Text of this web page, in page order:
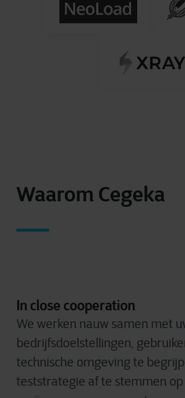
Waarom Cegeka
In close cooperation
We werken nauw samen met
bedrijfsdoelstellingen,
technische omgeving te
teststrategie af te stemmen